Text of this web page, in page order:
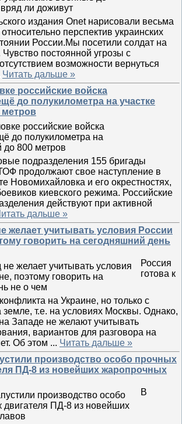
издания Onet нарисовали весьма
перспектив украинских
России.Мы посетили солдат на
постоянной угрозы с
возможности вернуться
Читать дальше »
российские войска
до полукилометра на участке
подразделения 155 бригады
продолжают свое наступление в
Новомихайловка и его окрестностях,
киевского режима. Российские
действуют при активной
дальше »
желает учитывать условия России
говорить на сегодняшний день
Россия
готова к
на Украине, но только с
земле, т.е. на условиях Москвы. Однако,
Западе не желают учитывать
вариантов для разговора на
Об этом ... Читать дальше »
производство особо прочных
ПД-8 из новейших жаропрочных
В